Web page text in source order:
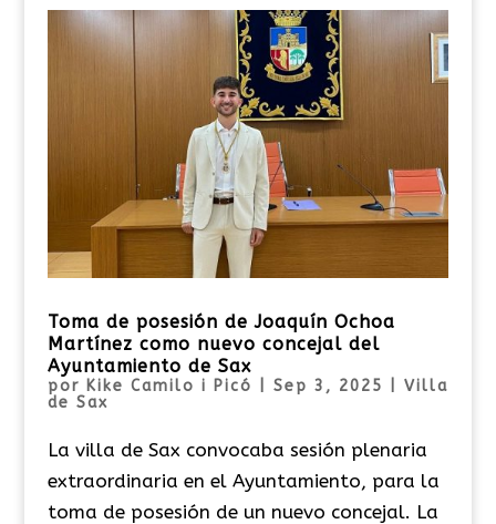
Toma de posesión de Joaquín Ochoa
Martínez como nuevo concejal del
Ayuntamiento de Sax
por Kike Camilo i Picó Sep 3, 2025
Villa
de Sax
La villa de Sax convocaba sesión plenaria
extraordinaria en el Ayuntamiento, para la
toma de posesión de un nuevo concejal. La